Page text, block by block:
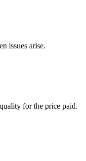
issues arise.
for the price paid.